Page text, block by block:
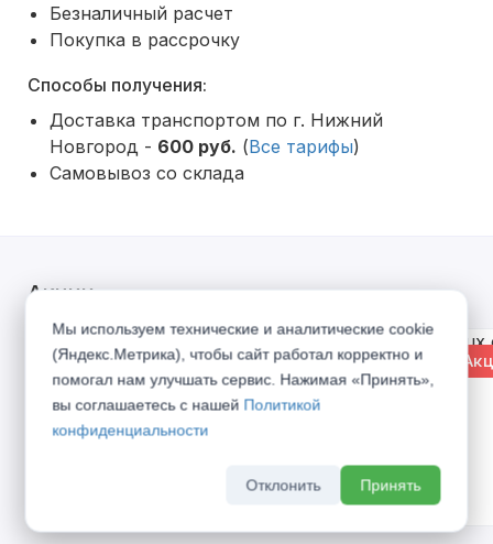
Безналичный расчет
Покупка в рассрочку
Способы получения:
Доставка транспортом по г. Нижний
Новгород - 600 руб. (Все тарифы)
Самовывоз со склада
Акции
% Акция %
Мы используем технические и аналитические cookie
(Яндекс.Метрика), чтобы сайт работал корректно и
помогал нам улучшать сервис. Нажимая «Принять»,
вы соглашаетесь с нашей Политикой
конфиденциальности
Отклонить Принять